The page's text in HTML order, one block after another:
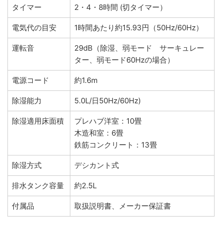
タイマー 2・4・8時間 (切タイマー）
電気代の目安 1時間あたり約15.93円（50Hz/60Hz）
運転音
29dB（除湿、弱モード サーキュレー
ター、弱モード60Hzの場合）
電源コード 約1.6m
除湿能力 5.0L/日50Hz/60Hz)
除湿適用床面積
プレハブ洋室：10畳
木造和室：6畳
鉄筋コンクリート：13畳
除湿方式 デシカント式
排水タンク容量 約2.5L
付属品 取扱説明書、メーカー保証書